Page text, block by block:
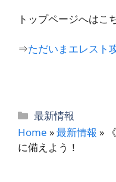
トップページへはこ
⇒ただいまエレスト
カ
テ
ゴ
最新情報
Home »最新情報 »
に備えよう！